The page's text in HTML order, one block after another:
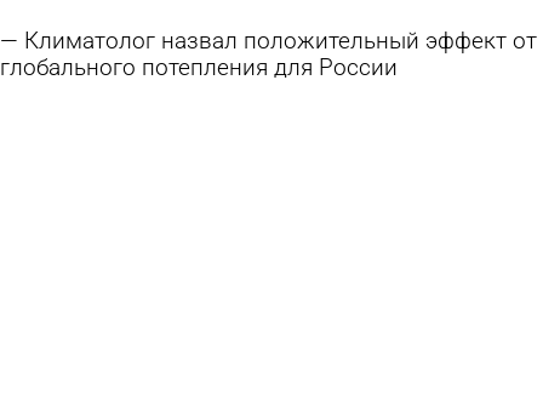
Климатолог назвал положительный эффект от
глобального потепления для России